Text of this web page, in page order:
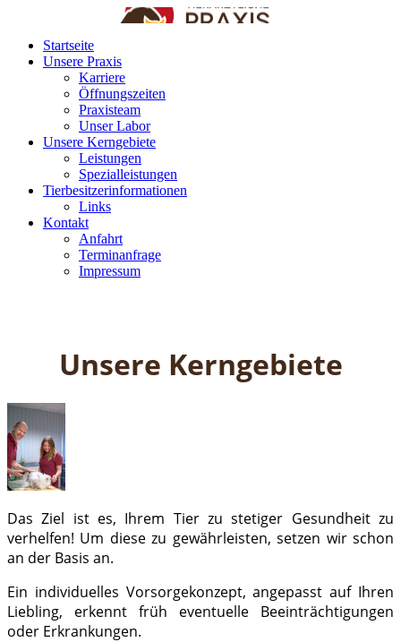
Startseite
Unsere Praxis
Karriere
Öffnungszeiten
Praxisteam
Unser Labor
Unsere Kerngebiete
Leistungen
Spezialleistungen
Tierbesitzerinformationen
Links
Kontakt
Anfahrt
Terminanfrage
Impressum
Unsere Kerngebiete
Das Ziel ist es, Ihrem Tier zu stetiger Gesundheit zu
verhelfen! Um diese zu gewährleisten, setzen wir schon
an der Basis an.
Ein individuelles Vorsorgekonzept, angepasst auf Ihren
Liebling, erkennt früh eventuelle Beeinträchtigungen
oder Erkrankungen.